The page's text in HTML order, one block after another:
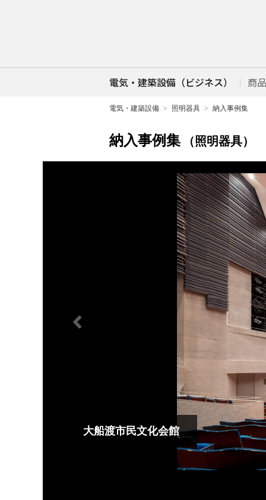
電気・建築設備（ビジネス） 商
電気・建築設備 照明器具 納入事例集
納入事例集 （照明器具）
大船渡市民文化会館